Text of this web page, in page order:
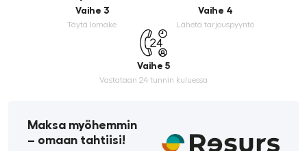
Vaihe 3
Täytä lomake
Vaihe 4
Lähetä tarjouspyyntö
Vaihe 5
Vastataan 24 tunnin kuluessa
Maksa myöhemmin
­– omaan tahtiisi!